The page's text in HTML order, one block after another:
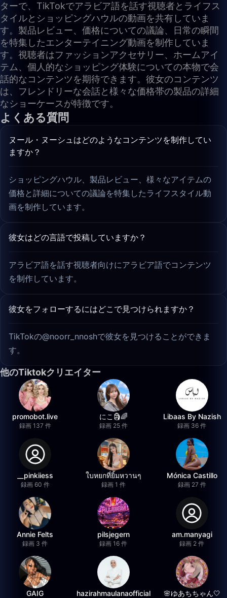
ターで、TikTokでアラビア語を話す視聴者とライフス
タイルとショッピングハウルの動画を共有していま
す。製品レビュー、価格についての議論、日常の瞬間
を特集したエンターテイニング動画を制作していま
す。視聴者はファッションアクセサリー、ホームアイ
テム、個人的なショッピング体験についての本物で会
話的なコンテンツを期待できます。彼女のコンテンツ
は、フレンドリーな会話と様々な価格帯の製品の詳細
なショーケースが特徴です。
よくある質問
ヌール・ヌーシュはどのようなコンテンツを制作してい
ますか？
ショッピングハウル、製品レビュー、様々なアイテムの
価格と詳細についての議論を特集したライフスタイル動
画を制作しています。
彼女はどの言語で投稿していますか？
アラビア語を話す視聴者向けにアラビア語でコンテンツ
を制作しています。
彼女をフォローするにはどこで見つけられますか？
TikTokの@noorr_nnoshで彼女を見つけることができま
す。
他のTiktokクリエイター
promobot.live
録画 137 件
にこ🗿🌈
録画 25 件
Libaas By Nazish
録画 36 件
__pinkiiess
録画 60 件
ใบหยกที่ยิ้มหวานๆ
録画 1 件
Mónica Castillo
録画 27 件
Annie Felts
録画 3 件
pilsjegern
録画 16 件
am.manyagi
録画 2 件
GAIG hazirahmaulanaofficial 🌸ゆあちちゃん🤍